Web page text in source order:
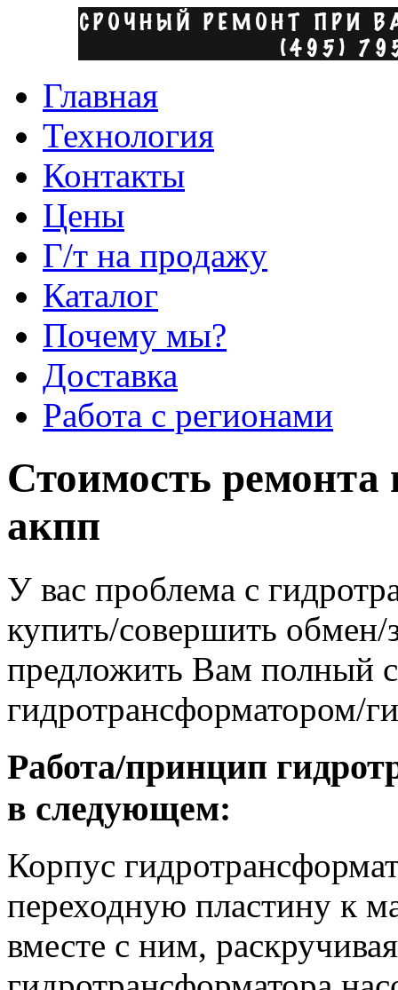
Главная
Технология
Контакты
Цены
Г/т на продажу
Каталог
Почему мы?
Доставка
Работа с регионами
Стоимость ремонта
акпп
У вас проблема с
купить/совершить
предложить Вам полный
Работа/принцип
в следующем:
Корпус
переходную пластину к
вместе с ним,